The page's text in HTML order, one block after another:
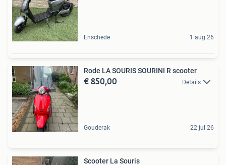
Enschede 1 aug 26
Rode LA SOURIS SOURINI R scooter
€ 850,00 Details
Gouderak 22 jul 26
Scooter La Souris